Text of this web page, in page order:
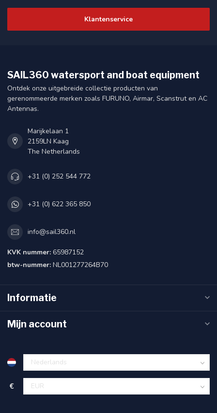
Klantenservice
SAIL360 watersport and boat equipment
Ontdek onze uitgebreide collectie producten van
gerenommeerde merken zoals FURUNO, Airmar, Scanstrut en AC
Antennas.
Marijkelaan 1
2159LN Kaag
The Netherlands
+31 (0) 252 544 772
+31 (0) 622 365 850
info@sail360.nl
KVK nummer: 65987152
btw-nummer: NL001277264B70
Informatie
Mijn account
€